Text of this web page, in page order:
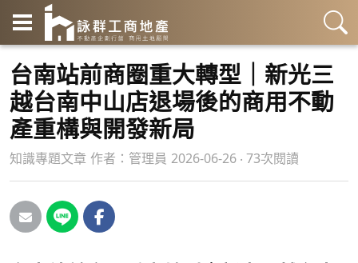
台南站前商圈重大轉型｜新光三
越台南中山店退場後的商用不動
產重構與開發新局
知識專題文章 作者： 管理員 2026-06-26 ‧ 73次閱讀